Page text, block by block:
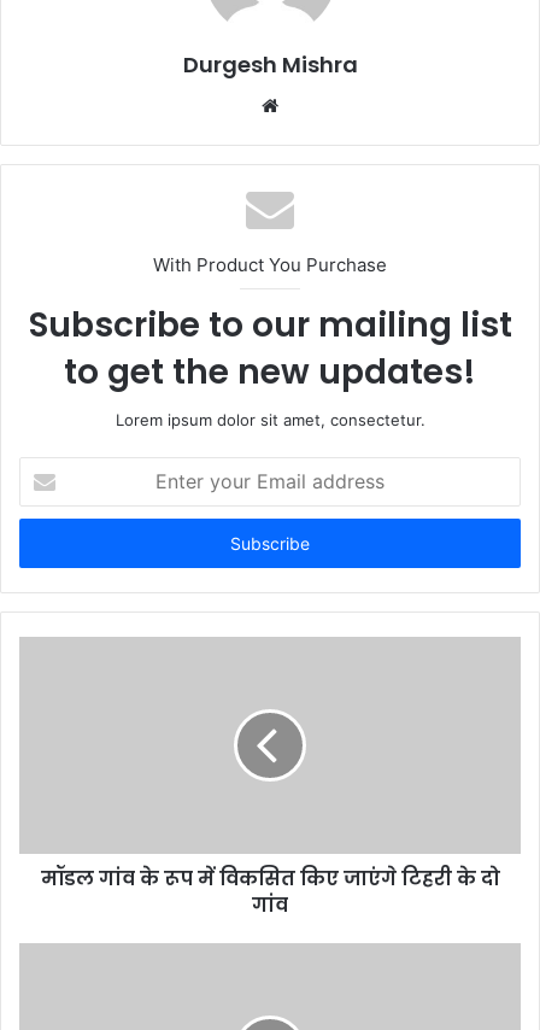
Durgesh Mishra
Website
With Product You Purchase
Subscribe to our mailing list
to get the new updates!
Lorem ipsum dolor sit amet, consectetur.
your
Email
मॉडल गांव के रूप में विकसित किए जाएंगे टिहरी के दो
गांव